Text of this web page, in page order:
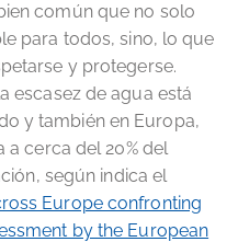
común que no solo
para todos, sino, lo que
y protegerse.
escasez de agua está
y también en Europa,
a cerca del 20% del
según indica el
Europe confronting
by the European